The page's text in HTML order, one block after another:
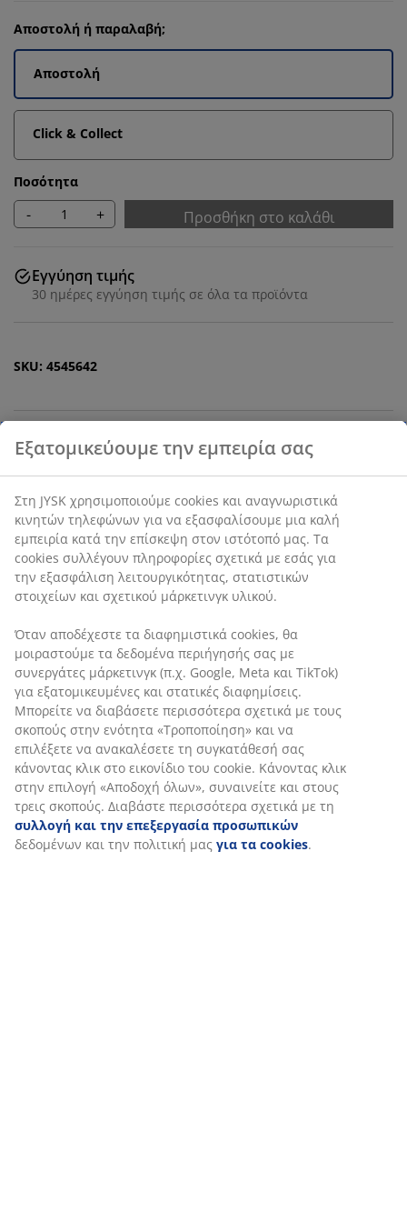
Αποστολή ή παραλαβή;
Αποστολή
Click & Collect
Ποσότητα
- + Προσθήκη στο καλάθι
Εγγύηση τιμής
30 ημέρες εγγύηση τιμής σε όλα τα προϊόντα
SKU: 4545642
Χαρακτηριστικά προϊόντος
Αξιολογήσεις
(2 )
Αποστολή